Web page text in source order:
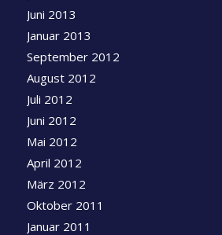
Juni 2013
Januar 2013
September 2012
August 2012
Juli 2012
Juni 2012
Mai 2012
April 2012
März 2012
Oktober 2011
Januar 2011